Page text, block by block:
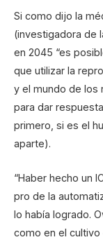
Si como dijo la
(investigadora de
en 2045 “es
que utilizar la
y el mundo de los
para dar
primero, si es el
aparte).
“Haber hecho un
pro de la
lo había logrado.
como en el